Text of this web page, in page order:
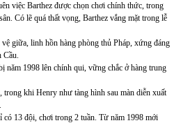
việc Barthez được chọn chơi chính thức, trong
Có lẽ quá thất vọng, Barthez vắng mặt trong lễ
giữa, linh hồn hàng phòng thủ Pháp, xứng đáng
Cầu.
năm 1998 lên chính qui, vững chắc ở hàng trung
khi Henry như tàng hình sau màn diễn xuất
có 13 đội, chơi trong 2 tuần. Từ năm 1998 mới